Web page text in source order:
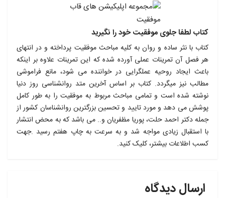
کتاب لطفا جلوی موفقیت خود را نگیرید
کتاب با نثر ساده و روان به کلیه مباحث موفقیت پرداخته و در انتهای
هر فصل آن تمرینات عملی آورده شده که این تمرینات علاوه بر اینکه
باعث ایجاد روحیه عملگرایی در خواننده می شود، مانع فراموشی
مطالب نیز میگردد. کتاب بر اساس آخرین متد روانشناسی روز دنیا
نوشته شده است و تمامی مباحث مربوط به موفقیت را به طور کامل
پوشش می دهد و مورد تایید و تحسین بزرگترین روانشناسان کشور از
جمله دکتر احمد حلت، پوریا مظفریان و.. می باشد که به محض انتشار
با استقبال زیادی مواجه شد و به سرعت به چاپ هفتم رسید .جهت
کسب اطلاعات بیشتر، کلیک کنید.
ارسال دیدگاه